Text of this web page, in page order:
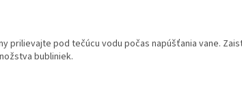
prilievajte pod tečúcu vodu počas napúšťania vane.
bubliniek.